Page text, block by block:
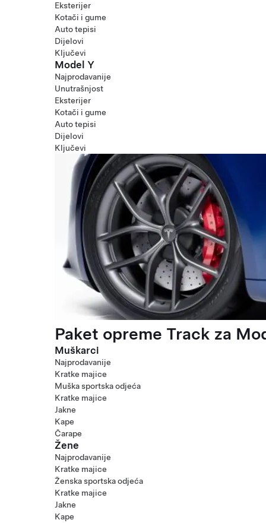
Eksterijer
Kotači i gume
Auto tepisi
Dijelovi
Ključevi
Model Y
Najprodavanije
Unutrašnjost
Eksterijer
Kotači i gume
Auto tepisi
Dijelovi
Ključevi
Paket opreme Track za
Muškarci
Najprodavanije
Kratke majice
Muška sportska odjeća
Kratke majice
Jakne
Kape
Čarape
Žene
Najprodavanije
Kratke majice
Ženska sportska odjeća
Kratke majice
Jakne
Kape